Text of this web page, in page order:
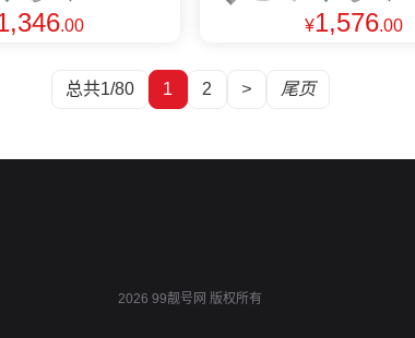
.00 ¥1,576.00
总共1/80 1 2 > 尾页
2026 99靓号网 版权所有